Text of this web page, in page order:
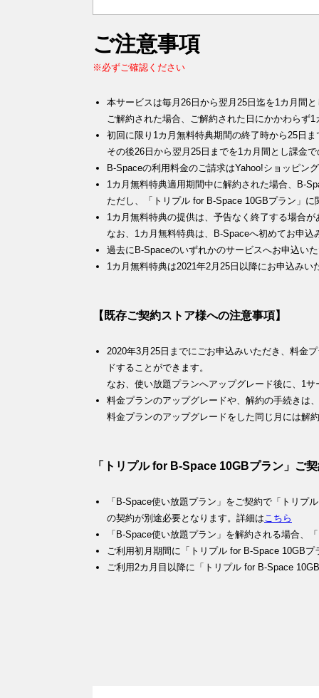
ご注意事項
※必ずご確認ください
本サービスは毎月26日から翌月25日迄を1カ月間
ご解約された場合、ご解約された日にかかわらず
初回に限り1カ月無料特典期間の終了時から25日
その後26日から翌月25日までを1カ月間とし課金
B-Spaceの利用料金のご請求はYahoo!ショッピン
1カ月無料特典適用期間中に解約された場合、B-
ただし、「トリプル for B-Space 10GBプラン」
1カ月無料特典の提供は、予告なく終了する場合
なお、1カ月無料特典は、B-Spaceへ初めてお申
過去にB-Spaceのいずれかのサービスへお申込い
1カ月無料特典は2021年2月25日以降にお申込みい
【既存ご契約ストア様への注意事項】
2020年3月25日までにごお申込みいただき、料金
ドすることができます。
なお、使い放題プランへアップグレード後に、1
料金プランのアップグレードや、解約の手続きは
料金プランのアップグレードをした同じ月には解
「トリプル for B-Space 10GBプラン」ご
「B-Space使い放題プラン」をご契約で「トリ
の契約が別途必要となります。詳細はこちら
「B-Space使い放題プラン」を解約される場合
ご利用初月期間に「トリプル for B-Space 10GB
ご利用2カ月目以降に「トリプル for B-Space